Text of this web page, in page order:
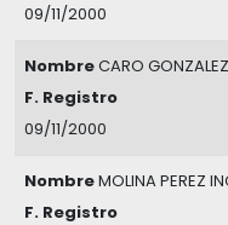
09/11/2000
NombreCARO
F. Registro
09/11/2000
NombreMOLINA PEREZ
F. Registro